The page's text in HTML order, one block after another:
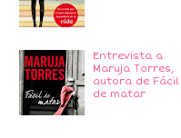
Entrevista a
Maruja Torres,
autora de Fácil
de matar